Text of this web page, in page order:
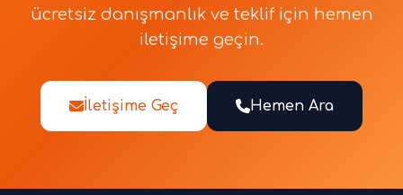
ücretsiz danışmanlık ve teklif için hemen
iletişime geçin.
İletişime Geç Hemen Ara